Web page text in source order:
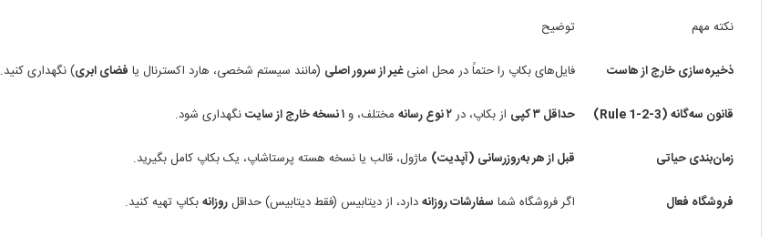
نکته مهم توضیح
ذخیره‌سازی خارج از هاست فایل‌های بکاپ را حتماً در محل امنیغیر از سرور اصلی (مانند سیستم شخصی، هارد اکسترنال یا فضای ابری) نگهداری کنید.
قانون سه‌گانه (3-2-1 Rule) حداقل ۳ کپی از بکاپ، در۲ نوع رسانه مختلف، و ۱ نسخه خارج از سایت نگهداری شود.
زمان‌بندی حیاتی قبل از هر به‌روزرسانی (آپدیت) ماژول، قالب یا نسخه هسته پرستاشاپ، یک بکاپ کامل بگیرید.
فروشگاه فعال اگر فروشگاه شما سفارشات روزانهدارد، از دیتابیس (فقط دیتابیس) حداقلروزانهبکاپ تهیه کنید.